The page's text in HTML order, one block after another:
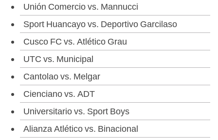
Unión Comercio vs. Mannucci
Sport Huancayo vs. Deportivo Garcilaso
Cusco FC vs. Atlético Grau
UTC vs. Municipal
Cantolao vs. Melgar
Cienciano vs. ADT
Universitario vs. Sport Boys
Alianza Atlético vs. Binacional